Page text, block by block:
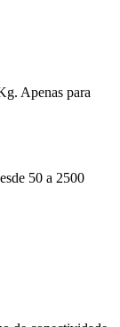
Apenas para
50 a 2500